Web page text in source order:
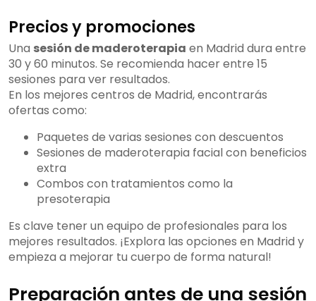
Precios y promociones
Una sesión de maderoterapia en Madrid dura entre
30 y 60 minutos. Se recomienda hacer entre 15
sesiones para ver resultados.
En los mejores centros de Madrid, encontrarás
ofertas como:
Paquetes de varias sesiones con descuentos
Sesiones de maderoterapia facial con beneficios
extra
Combos con tratamientos como la
presoterapia
Es clave tener un equipo de profesionales para los
mejores resultados. ¡Explora las opciones en Madrid y
empieza a mejorar tu cuerpo de forma natural!
Preparación antes de una sesión